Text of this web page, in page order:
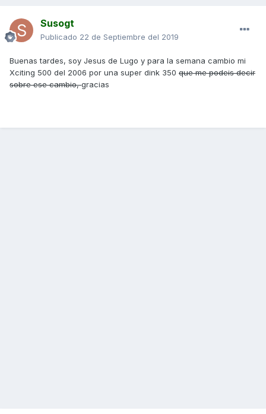
Susogt
Publicado 22 de Septiembre del 2019
Buenas tardes, soy Jesus de Lugo y para la semana cambio mi
Xciting 500 del 2006 por una super dink 350 que me podeis decir
sobre ese cambio,gracias